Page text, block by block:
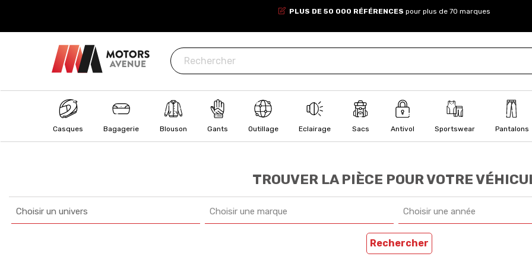
PLUS DE 50 000 RÉFÉRENCES pour plus de 70 marques
Casques Bagagerie Blouson Gants Outillage Eclairage Sacs Antivol Sportswear Pantalons
TROUVER LA PIÈCE POUR VOTRE
Choisir un univers Choisir une marque Choisir une année
Rechercher